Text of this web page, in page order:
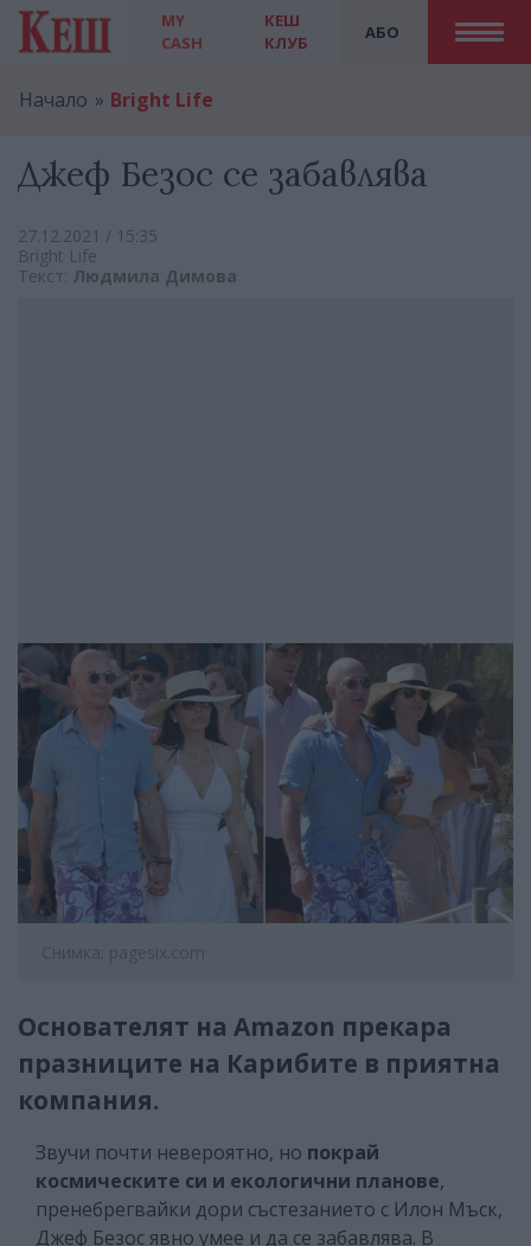
MY
CASH
АБО
КЕШ
КЛУБ
Начало Bright Life
Джеф Безос се забавлява
27.12.2021 / 15:35
Bright Life
Текст: Людмила Димова
Снимка: pagesix.com
Основателят на Amazon прекара
празниците на Карибите в приятна
компания.
Звучи почти невероятно, но покрай
космическите си и екологични планове,
пренебрегвайки дори състезанието с Илон Мъск,
Джеф Безос явно умее и да се забавлява. В